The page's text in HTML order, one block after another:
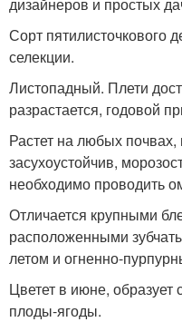
Сорт пятилисточкового
селекции.
Листопадный. Плети
разрастается, годовой
Растет на любых
засухоустойчив,
необходимо проводить
Отличается крупными
расположенными
летом и огненно-
Цветет в июне,
плоды-ягоды.